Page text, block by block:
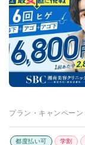
プラン・キャンペーン
都度払い可 学割